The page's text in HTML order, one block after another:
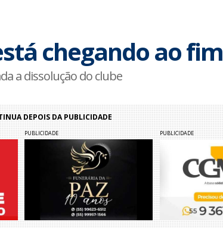
chegando ao fim
a dissolução do clube
DEPOIS DA PUBLICIDADE
PUBLICIDADE PUBLICIDADE